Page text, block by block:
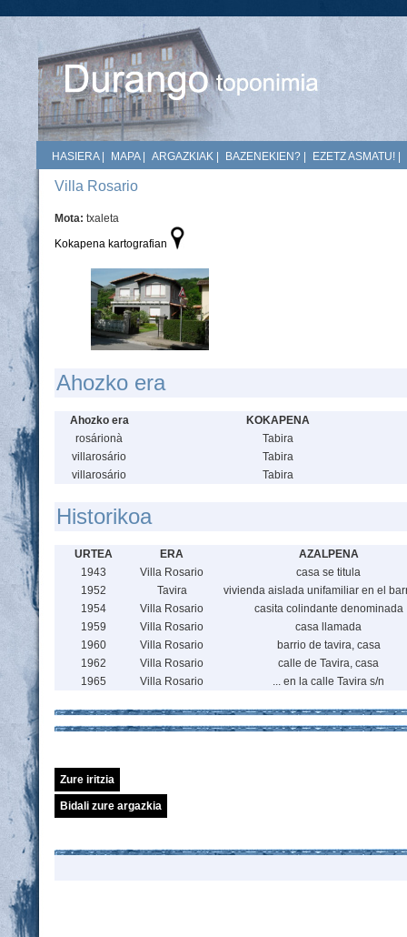
HASIERA| MAPA| ARGAZKIAK BAZENEKIEN? EZETZ ASMATU!
Villa Rosario
Mota: txaleta
Kokapena kartografian
Ahozko era
Ahozko era
KOKAPENA
rosárionà
Tabira
villarosário
Tabira
villarosário
Tabira
Historikoa
URTEA ERA
AZALPENA
1943
Villa Rosario
casa se titula
1952
Tavira
vivienda aislada unifamiliar en el
1954
Villa Rosario
casita colindante denominada
1959
Villa Rosario
casa llamada
1960
Villa Rosario
barrio de tavira, casa
1962
Villa Rosario
calle de Tavira, casa
1965
Villa Rosario ... en la calle Tavira s/n
Zure iritzia
Bidali zure argazkia